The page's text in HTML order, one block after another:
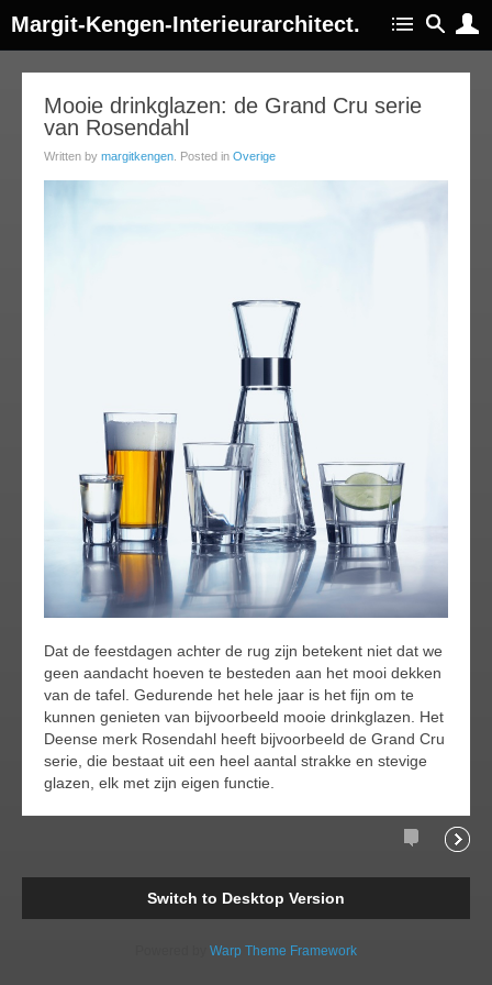
Margit-Kengen-Interieurarchitect.
Mooie drinkglazen: de Grand Cru serie
van Rosendahl
Written by margitkengen . Posted in Overige
Dat de feestdagen achter de rug zijn betekent niet dat we
geen aandacht hoeven te besteden aan het mooi dekken
van de tafel. Gedurende het hele jaar is het fijn om te
kunnen genieten van bijvoorbeeld mooie drinkglazen. Het
Deense merk Rosendahl heeft bijvoorbeeld de Grand Cru
serie, die bestaat uit een heel aantal strakke en stevige
glazen, elk met zijn eigen functie.
Comments
Switch to Desktop Version
Warp Theme Framework